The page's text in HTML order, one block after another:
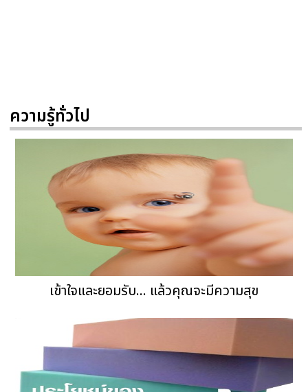
ความรู้ทั่วไป
เข้าใจและยอมรับ... แล้วคุณจะมีความสุข